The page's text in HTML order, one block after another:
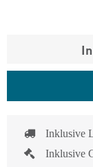
Inklusive
Inklusive